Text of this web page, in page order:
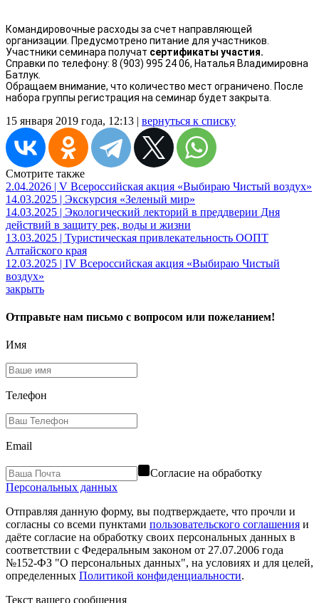
Командировочные расходы за счет направляющей
организации. Предусмотрено питание для участников.
Участники семинара получат сертификаты участия.
Справки по телефону: 8 (903) 995 24 06, Наталья Владимировна
Батлук.
Обращаем внимание, что количество мест ограничено. После
набора группы регистрация на семинар будет закрыта.
15 января 2019 года, 12:13 | вернуться к списку
Смотрите также
2.04.2026 | V Всероссийская акция «Выбираю Чистый воздух»
14.03.2025 | Экскурсия «Зеленый мир»
14.03.2025 | Экологический лекторий в преддверии Дня
действий в защиту рек, воды и жизни
13.03.2025 | Туристическая привлекательность ООПТ
Алтайского края
12.03.2025 | IV Всероссийская акция «Выбираю Чистый
воздух»
закрыть
Отправьте нам письмо с вопросом или пожеланием!
Имя
Телефон
Email
Согласие на обработку
Персональных данных
Отправляя данную форму, вы подтверждаете, что прочли и
согласны со всеми пунктами пользовательского соглашения и
даёте согласие на обработку своих персональных данных в
соответствии с Федеральным законом от 27.07.2006 года
№152-ФЗ "О персональных данных", на условиях и для целей,
определенных Политикой конфиденциальности.
Текст вашего сообщения